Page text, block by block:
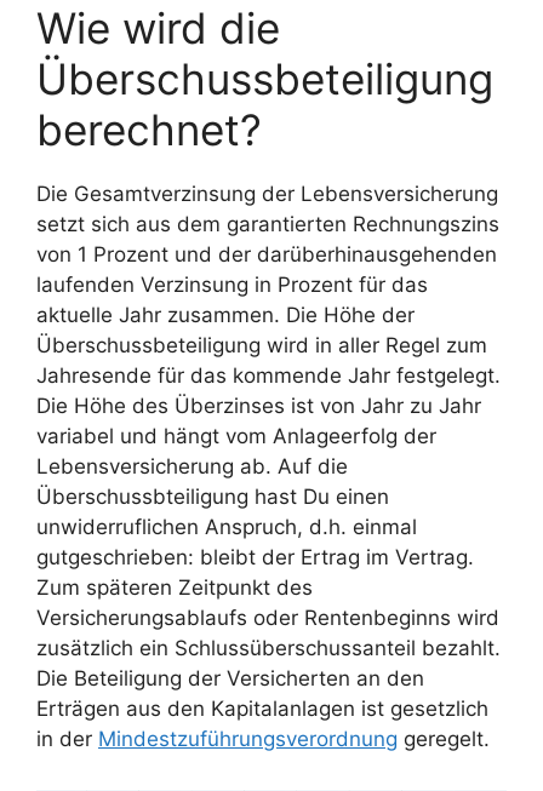
Wie wird die
Überschussbeteiligung
berechnet?
Die Gesamtverzinsung der Lebensversicherung
setzt sich aus dem garantierten Rechnungszins
von 1 Prozent und der darüberhinausgehenden
laufenden Verzinsung in Prozent für das
aktuelle Jahr zusammen. Die Höhe der
Überschussbeteiligung wird in aller Regel zum
Jahresende für das kommende Jahr festgelegt.
Die Höhe des Überzinses ist von Jahr zu Jahr
variabel und hängt vom Anlageerfolg der
Lebensversicherung ab. Auf die
Überschussbteiligung hast Du einen
unwiderruflichen Anspruch, d.h. einmal
gutgeschrieben: bleibt der Ertrag im Vertrag.
Zum späteren Zeitpunkt des
Versicherungsablaufs oder Rentenbeginns wird
zusätzlich ein Schlussüberschussanteil bezahlt.
Die Beteiligung der Versicherten an den
Erträgen aus den Kapitalanlagen ist gesetzlich
in der Mindestzuführungsverordnung geregelt.